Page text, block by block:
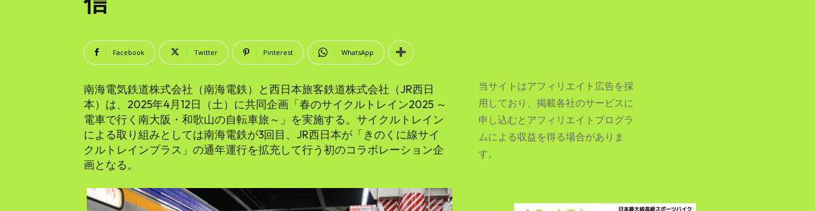
SEARCH...
Facebook Twitter Pinterest WhatsApp
南海電気鉄道株式会社（南海電鉄）と西日本旅客鉄道株式会社（JR西日
本）は、2025年4月12日（土）に共同企画「春のサイクルトレイン2025 ～
電車で行く南大阪・和歌山の自転車旅～」を実施する。サイクルトレイン
による取り組みとしては南海電鉄が3回目、JR西日本が「きのくに線サイ
クルトレインプラス」の通年運行を拡充して行う初のコラボレーション企
画となる。
当サイトはアフィリエイト広告を採
用しており、掲載各社のサービスに
申し込むとアフィリエイトプログラ
ムによる収益を得る場合がありま
す。